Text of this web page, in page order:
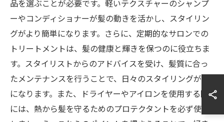
品を選ぶことが必要です。軽いテクスチャーのシャンプ
ーやコンディショナーが髪の動きを活かし、スタイリン
グがより簡単になります。さらに、定期的なサロンでの
トリートメントは、髪の健康と輝きを保つのに役立ちま
す。スタイリストからのアドバイスを受け、髪質に合っ
たメンテナンスを行うことで、日々のスタイリングが楽
になります。また、ドライヤーやアイロンを使用する際
には、熱から髪を守るためのプロテクタントを必ず使用